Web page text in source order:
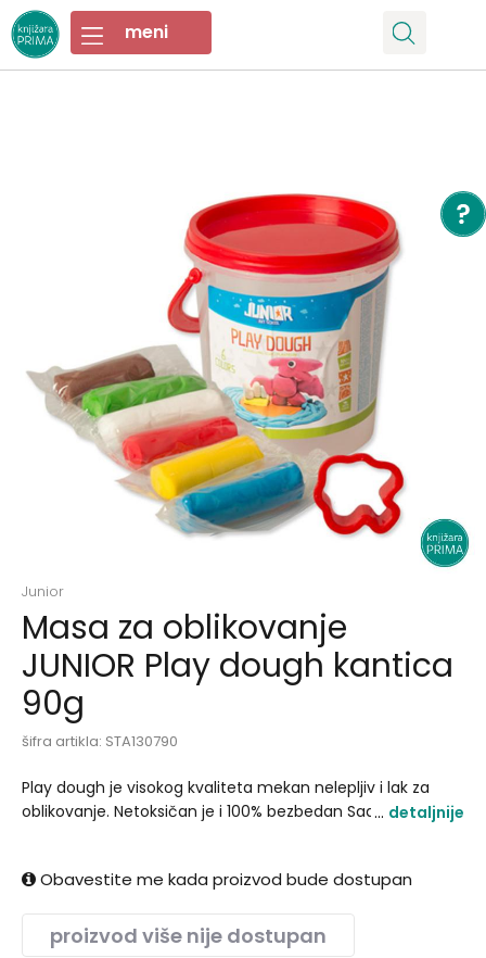
Junior
Masa za oblikovanje
JUNIOR Play dough kantica
90g
šifra artikla: STA130790
Play dough je visokog kvaliteta mekan nelepljiv i lak za
oblikovanje. Netoksičan je i 100% bezbedan Sadržaj:6 boja u
detaljnije
Obavestite me kada proizvod bude dostupan
proizvod više nije dostupan